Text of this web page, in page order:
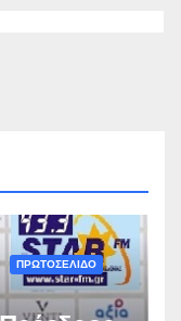
ΠΡΩΤΟΣΕΛΙΔΟ